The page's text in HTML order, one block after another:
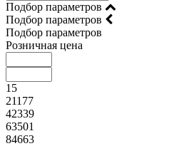
Подбор параметров
Подбор параметров
Подбор параметров
Розничная цена
15
21177
42339
63501
84663